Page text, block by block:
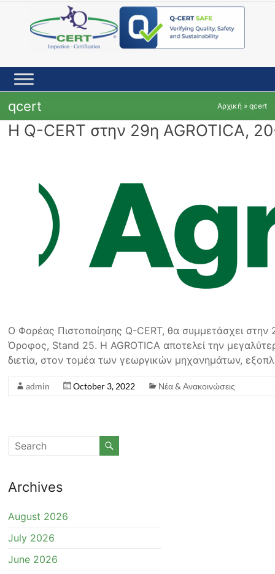
content
qcert Αρχική » qcert
Η Q-CERT στην 29η AGROTICA,
Ο Φορέας Πιστοποίησης Q-CERT, θα συμμετάσχει
Όροφος, Stand 25. Η AGROTICA αποτελεί την
διετία, στον τομέα των γεωργικών μηχανημάτων,
admin October 3, 2022 Νέα & Ανακοινώσεις
Archives
August 2026
July 2026
June 2026